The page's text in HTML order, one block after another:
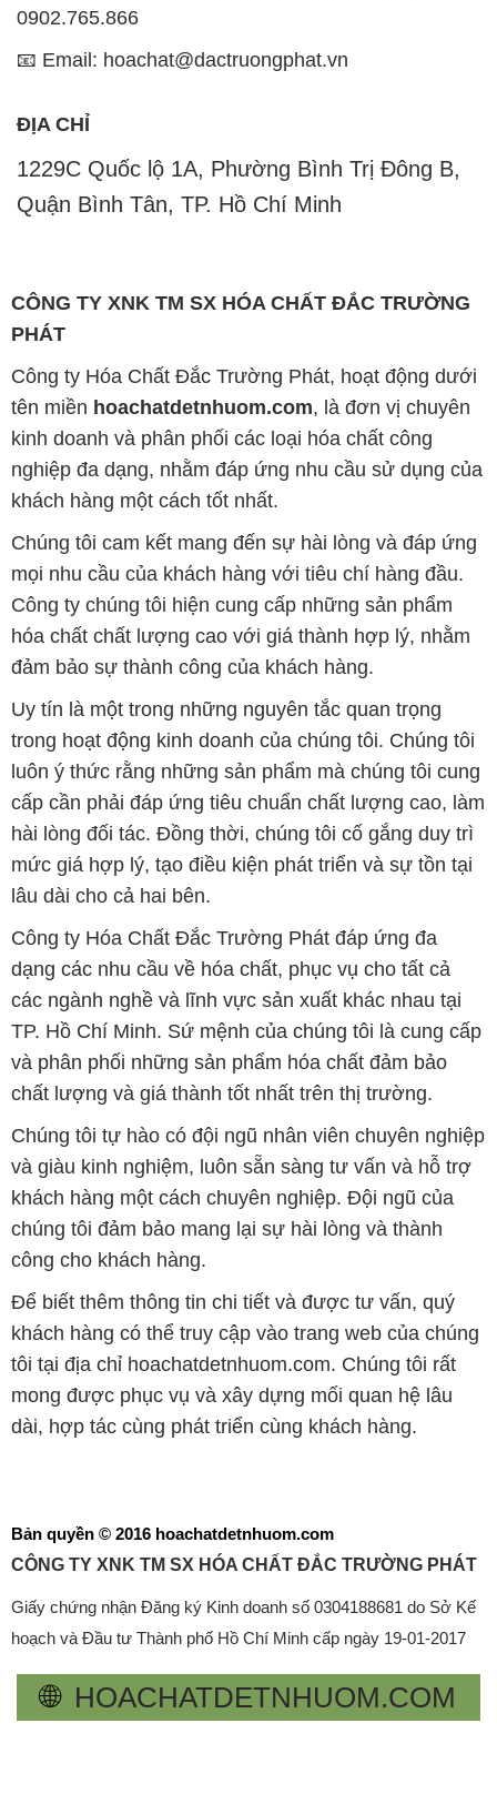
0902.765.866
📧 Email: hoachat@dactruongphat.vn
ĐỊA CHỈ
1229C Quốc lộ 1A, Phường Bình Trị Đông B,
Quận Bình Tân, TP. Hồ Chí Minh
CÔNG TY XNK TM SX HÓA CHẤT ĐẮC TRƯỜNG
PHÁT
Công ty Hóa Chất Đắc Trường Phát, hoạt động dưới
tên miền hoachatdetnhuom.com, là đơn vị chuyên
kinh doanh và phân phối các loại hóa chất công
nghiệp đa dạng, nhằm đáp ứng nhu cầu sử dụng của
khách hàng một cách tốt nhất.
Chúng tôi cam kết mang đến sự hài lòng và đáp ứng
mọi nhu cầu của khách hàng với tiêu chí hàng đầu.
Công ty chúng tôi hiện cung cấp những sản phẩm
hóa chất chất lượng cao với giá thành hợp lý, nhằm
đảm bảo sự thành công của khách hàng.
Uy tín là một trong những nguyên tắc quan trọng
trong hoạt động kinh doanh của chúng tôi. Chúng tôi
luôn ý thức rằng những sản phẩm mà chúng tôi cung
cấp cần phải đáp ứng tiêu chuẩn chất lượng cao, làm
hài lòng đối tác. Đồng thời, chúng tôi cố gắng duy trì
mức giá hợp lý, tạo điều kiện phát triển và sự tồn tại
lâu dài cho cả hai bên.
Công ty Hóa Chất Đắc Trường Phát đáp ứng đa
dạng các nhu cầu về hóa chất, phục vụ cho tất cả
các ngành nghề và lĩnh vực sản xuất khác nhau tại
TP. Hồ Chí Minh. Sứ mệnh của chúng tôi là cung cấp
và phân phối những sản phẩm hóa chất đảm bảo
chất lượng và giá thành tốt nhất trên thị trường.
Chúng tôi tự hào có đội ngũ nhân viên chuyên nghiệp
và giàu kinh nghiệm, luôn sẵn sàng tư vấn và hỗ trợ
khách hàng một cách chuyên nghiệp. Đội ngũ của
chúng tôi đảm bảo mang lại sự hài lòng và thành
công cho khách hàng.
Để biết thêm thông tin chi tiết và được tư vấn, quý
khách hàng có thể truy cập vào trang web của chúng
tôi tại địa chỉ hoachatdetnhuom.com. Chúng tôi rất
mong được phục vụ và xây dựng mối quan hệ lâu
dài, hợp tác cùng phát triển cùng khách hàng.
Bản quyền © 2016 hoachatdetnhuom.com
CÔNG TY XNK TM SX HÓA CHẤT ĐẮC TRƯỜNG PHÁT
Giấy chứng nhận Đăng ký Kinh doanh số 0304188681 do Sở Kế
hoạch và Đầu tư Thành phố Hồ Chí Minh cấp ngày 19-01-2017
🌐 HOACHATDETNHUOM.COM